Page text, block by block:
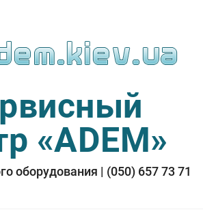
«ADEM»
оборудования | (050) 657 73 71